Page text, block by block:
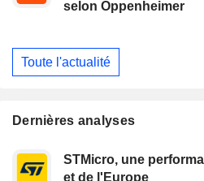
selon Oppenheimer
Toute l'actualité
Dernières analyses
STMicro, une
et de l'Europe